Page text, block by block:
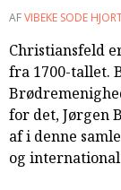
til
udlån
6.0:
Bibelen
7.0:
7.1:
7.2:
AFVIBEKE SODE
Christiansfeld
fra 1700-tallet.
for det, Jørgen
af i denne
og